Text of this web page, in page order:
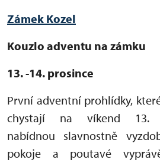
Zámek Kozel
Kouzlo adventu na zámku
13. -14. prosince
První adventní prohlídky,
chystají na víkend 13.
nabídnou slavnostně
pokoje a poutavé